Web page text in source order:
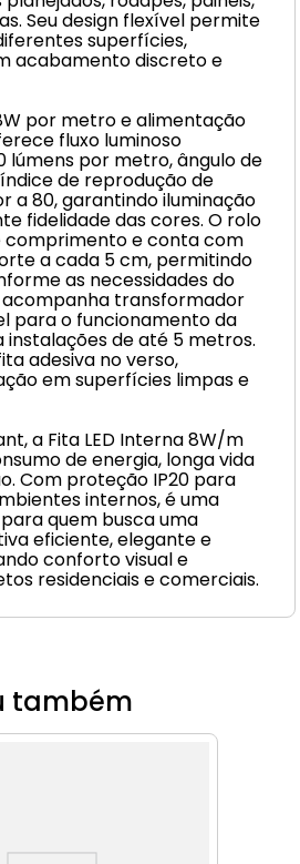
Seu design flexível permite
superfícies,
acabamento discreto e
por metro e alimentação
fluxo luminoso
lúmens por metro, ângulo de
de reprodução de
a 80, garantindo iluminação
fidelidade das cores. O rolo
comprimento e conta com
a cada 5 cm, permitindo
as necessidades do
transformador
para o funcionamento da
instalações de até 5 metros.
adesiva no verso,
em superfícies limpas e
a Fita LED Interna 8W/m
de energia, longa vida
Com proteção IP20 para
internos, é uma
quem busca uma
eficiente, elegante e
conforto visual e
residenciais e comerciais.
também